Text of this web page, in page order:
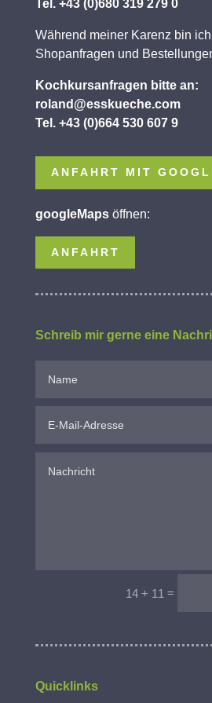
Tel. +43 (0)680 319 279 0
Während meiner Karenz bin
Shopanfragen und
Kochkursanfragen bitte an:
roland@esskueche.com
Tel. +43 (0)664 530 607 9
ANFAHRT MIT
googleMapsöffnen:
ANFAHRT
Schreib mir gerne eine
14 + 11 =
Quicklinks